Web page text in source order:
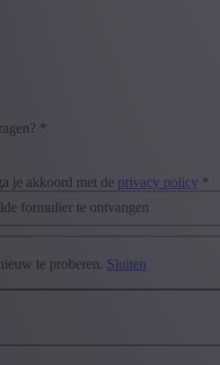
*
je akkoord met de privacy policy *
formulier te ontvangen
te proberen. Sluiten